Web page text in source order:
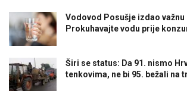
Vodovod Posušje izdao važnu
Prokuhavajte vodu prije
Širi se status: Da 91. nismo
tenkovima, ne bi 95. bežali na